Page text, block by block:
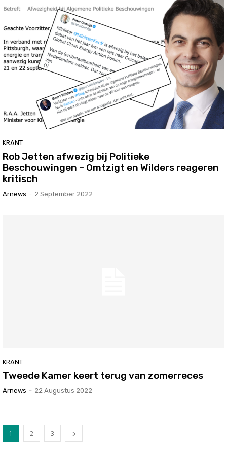
KRANT
Rob Jetten afwezig bij Politieke
Beschouwingen – Omtzigt en Wilders reageren
kritisch
Arnews - 2 September 2022
KRANT
Tweede Kamer keert terug van zomerreces
Arnews - 22 Augustus 2022
1 2 3